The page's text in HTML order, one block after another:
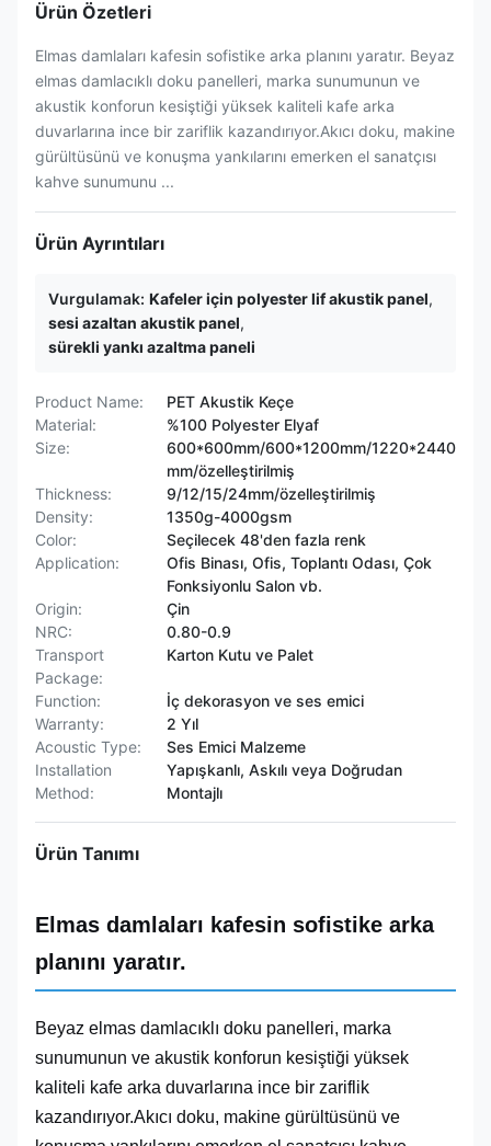
Ürün Özetleri
Elmas damlaları kafesin sofistike arka planını yaratır. Beyaz
elmas damlacıklı doku panelleri, marka sunumunun ve
akustik konforun kesiştiği yüksek kaliteli kafe arka
duvarlarına ince bir zariflik kazandırıyor.Akıcı doku, makine
gürültüsünü ve konuşma yankılarını emerken el sanatçısı
kahve sunumunu ...
Ürün Ayrıntıları
Vurgulamak: Kafeler için polyester lif akustik panel,
sesi azaltan akustik panel,
sürekli yankı azaltma paneli
Product Name:
PET Akustik Keçe
Material:
%100 Polyester Elyaf
Size:
600*600mm/600*1200mm/1220*2440
mm/özelleştirilmiş
Thickness:
9/12/15/24mm/özelleştirilmiş
Density:
1350g-4000gsm
Color:
Seçilecek 48'den fazla renk
Application:
Ofis Binası, Ofis, Toplantı Odası, Çok
Fonksiyonlu Salon vb.
Origin:
Çin
NRC:
0.80-0.9
Transport
Package:
Karton Kutu ve Palet
Function:
İç dekorasyon ve ses emici
Warranty:
2 Yıl
Acoustic Type:
Ses Emici Malzeme
Installation
Method:
Yapışkanlı, Askılı veya Doğrudan
Montajlı
Ürün Tanımı
Elmas damlaları kafesin sofistike arka
planını yaratır.
Beyaz elmas damlacıklı doku panelleri, marka
sunumunun ve akustik konforun kesiştiği yüksek
kaliteli kafe arka duvarlarına ince bir zariflik
kazandırıyor.Akıcı doku, makine gürültüsünü ve